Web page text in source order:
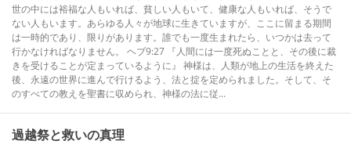
世の中には裕福な人もいれば、貧しい人もいて、健康な人もいれば、そうで
ない人もいます。あらゆる人々が地球に生きていますが、ここに留まる期間
は一時的であり、限りがあります。誰でも一度生まれたら、いつかは去って
行かなければなりません。 ヘブ9:27 『人間には一度死ぬことと、その後に裁
きを受けることが定まっているように』 神様は、人類が地上の生活を終えた
後、永遠の世界に進んで行けるよう、法と掟を定められました。そして、そ
のすべての教えを聖書に収められ、神様の法に従...
過越祭と救いの真理